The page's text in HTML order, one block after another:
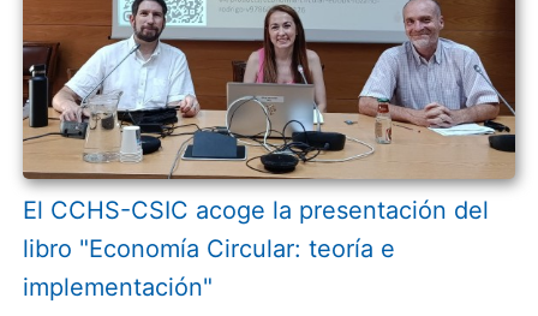
El CCHS-CSIC acoge la presentación del
libro "Economía Circular: teoría e
implementación"